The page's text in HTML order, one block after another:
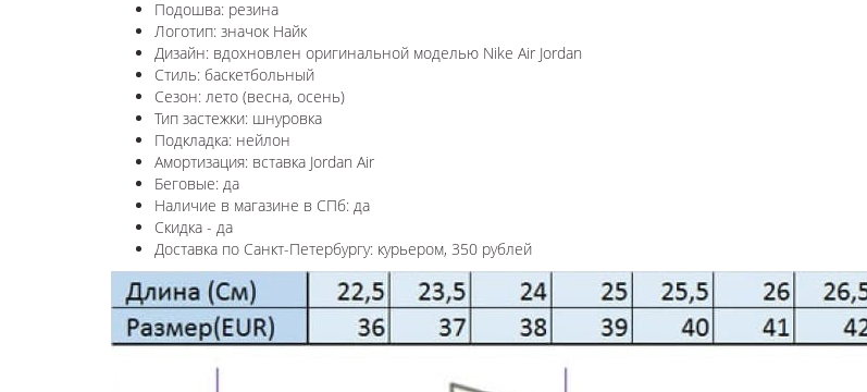
Подошва: резина
Логотип: значок Найк
Дизайн: вдохновлен оригинальной моделью Nike Air Jordan
Стиль: баскетбольный
Сезон: лето (весна, осень)
Тип застежки: шнуровка
Подкладка: нейлон
Амортизация: вставка Jordan Air
Беговые: да
Наличие в магазине в СПб: да
Скидка - да
Доставка по Санкт-Петербургу: курьером, 350 рублей